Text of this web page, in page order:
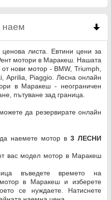
наем click to collapse
листа. Евтини цени за
мотори в Маракеш. Нашата
нови мотор - BMW, Triumph,
Aprilia, Piaggio. Лесна онлайн
в Маракеш - неограничен
пътуване зад граница.
можете да резервирате онлайн
наемете мотор в 3 ЛЕСНИ
вас модел мотор в Маракеш
въведете времето на
в Маракеш и изберете
се нуждаете. Натиснете